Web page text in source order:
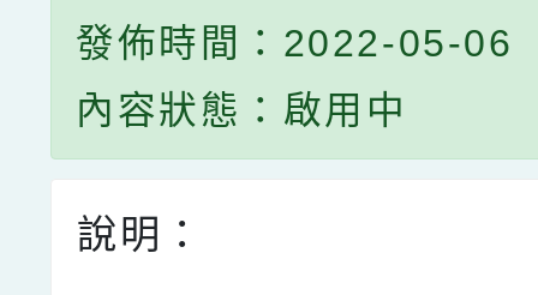
發佈時間：2022-05-06
內容狀態：啟用中
說明：